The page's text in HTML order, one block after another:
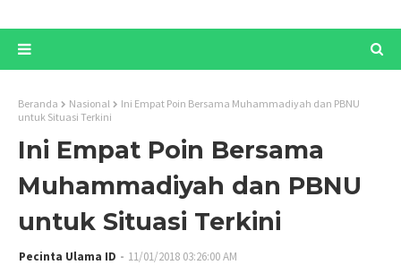
Beranda Nasional
Ini Empat Poin Bersama Muhammadiyah dan PBNU
untuk Situasi Terkini
Ini Empat Poin Bersama
Muhammadiyah dan PBNU
untuk Situasi Terkini
Pecinta Ulama ID 11/01/2018 03:26:00 AM